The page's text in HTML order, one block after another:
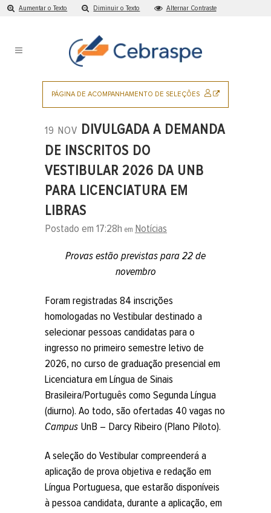
Aumentar o Texto Diminuir o Texto Alternar Contraste
PÁGINA DE ACOMPANHAMENTO DE SELEÇÕES SITE
EXTERNO
19 NOV
DIVULGADA A DEMANDA
DE INSCRITOS DO
VESTIBULAR 2026 DA UNB
PARA LICENCIATURA EM
LIBRAS
Postado em 17:28h em Notícias
Provas estão previstas para 22 de
novembro
Foram registradas 84 inscrições
homologadas no Vestibular destinado a
selecionar pessoas candidatas para o
ingresso no primeiro semestre letivo de
2026, no curso de graduação presencial em
Licenciatura em Língua de Sinais
Brasileira/Português como Segunda Língua
(diurno). Ao todo, são ofertadas 40 vagas no
Campus UnB – Darcy Ribeiro (Plano Piloto).
A seleção do Vestibular compreenderá a
aplicação de prova objetiva e redação em
Língua Portuguesa, que estarão disponíveis
à pessoa candidata, durante a aplicação, em